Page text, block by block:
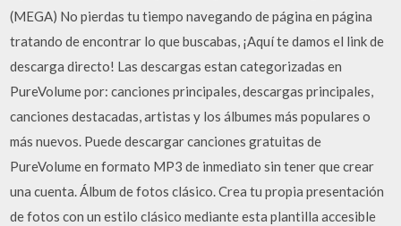
(MEGA) No pierdas tu tiempo navegando de página en página
tratando de encontrar lo que buscabas, ¡Aquí te damos el link de
descarga directo! Las descargas estan categorizadas en
PureVolume por: canciones principales, descargas principales,
canciones destacadas, artistas y los álbumes más populares o
más nuevos. Puede descargar canciones gratuitas de
PureVolume en formato MP3 de inmediato sin tener que crear
una cuenta. Álbum de fotos clásico. Crea tu propia presentación
de fotos con un estilo clásico mediante esta plantilla accesible